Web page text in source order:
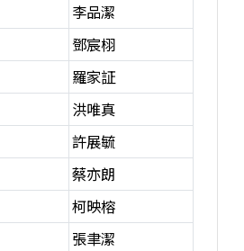
李品潔
鄧宸栩
羅家証
洪唯真
許展毓
蔡亦朗
柯映榕
張聿潔